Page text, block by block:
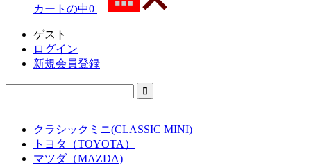
カートの中0
ゲスト
ログイン
新規会員登録
クラシックミニ(CLASSIC MINI)
トヨタ（TOYOTA）
マツダ（MAZDA)